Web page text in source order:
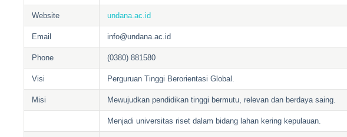
Website undana.ac.id
Email info@undana.ac.id
Phone (0380) 881580
Visi Perguruan Tinggi Berorientasi Global.
Misi Mewujudkan pendidikan tinggi bermutu, relevan dan berdaya saing.
Menjadi universitas riset dalam bidang lahan kering kepulauan.